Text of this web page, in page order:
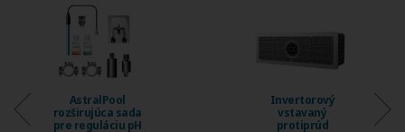
Invertorový
vstavaný
protiprúd
Invertorový
vstavaný
protiprúd